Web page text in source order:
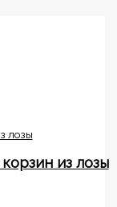
из лозы